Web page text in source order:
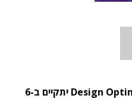
וובינר סינופסיס ל-Design Optimization יתקיים ב-6